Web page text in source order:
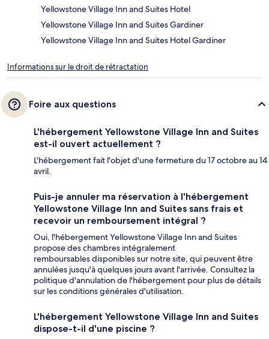
Yellowstone Village Inn and Suites Hotel
Yellowstone Village Inn and Suites Gardiner
Yellowstone Village Inn and Suites Hotel Gardiner
Informations sur le droit de rétractation
Foire aux questions
L'hébergement Yellowstone Village Inn and Suites
est-il ouvert actuellement ?
L'hébergement fait l'objet d'une fermeture du 17 octobre au 14
avril.
Puis-je annuler ma réservation à l'hébergement
Yellowstone Village Inn and Suites sans frais et
recevoir un remboursement intégral ?
Oui, l'hébergement Yellowstone Village Inn and Suites
propose des chambres intégralement
remboursables disponibles sur notre site, qui peuvent être
annulées jusqu'à quelques jours avant l'arrivée. Consultez la
politique d'annulation de l'hébergement pour plus de détails
sur les conditions générales d'utilisation.
L'hébergement Yellowstone Village Inn and Suites
dispose-t-il d'une piscine ?